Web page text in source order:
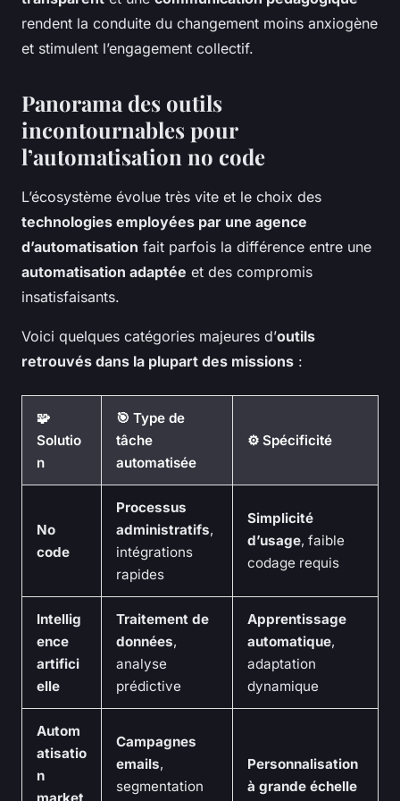
rendent la conduite du changement moins anxiogène
et stimulent l’engagement collectif.
Panorama des outils
incontournables pour
l’automatisation no code
L’écosystème évolue très vite et le choix des
technologies employées par une agence
d’automatisation fait parfois la différence entre une
automatisation adaptée et des compromis
insatisfaisants.
Voici quelques catégories majeures d’outils
retrouvés dans la plupart des missions :
🧩
Solutio
n
🎯 Type de
tâche
automatisée
⚙️ Spécificité
No
code
Processus
administratifs,
intégrations
rapides
Simplicité
d’usage, faible
codage requis
Intellig
ence
artifici
elle
Traitement de
données,
analyse
prédictive
Apprentissage
automatique,
adaptation
dynamique
Autom
atisatio
n
Campagnes
emails,
segmentation
Personnalisation
à grande échelle